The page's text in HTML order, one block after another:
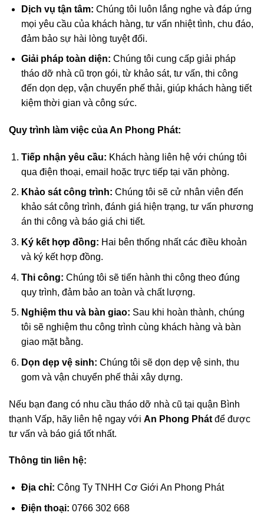
Dịch vụ tận tâm: Chúng tôi luôn lắng nghe và đáp ứng
mọi yêu cầu của khách hàng, tư vấn nhiệt tình, chu đáo,
đảm bảo sự hài lòng tuyệt đối.
Giải pháp toàn diện: Chúng tôi cung cấp giải pháp
tháo dỡ nhà cũ trọn gói, từ khảo sát, tư vấn, thi công
đến dọn dẹp, vận chuyển phế thải, giúp khách hàng tiết
kiệm thời gian và công sức.
Quy trình làm việc của An Phong Phát:
Tiếp nhận yêu cầu: Khách hàng liên hệ với chúng tôi
qua điện thoại, email hoặc trực tiếp tại văn phòng.
Khảo sát công trình: Chúng tôi sẽ cử nhân viên đến
khảo sát công trình, đánh giá hiện trạng, tư vấn phương
án thi công và báo giá chi tiết.
Ký kết hợp đồng: Hai bên thống nhất các điều khoản
và ký kết hợp đồng.
Thi công: Chúng tôi sẽ tiến hành thi công theo đúng
quy trình, đảm bảo an toàn và chất lượng.
Nghiệm thu và bàn giao: Sau khi hoàn thành, chúng
tôi sẽ nghiệm thu công trình cùng khách hàng và bàn
giao mặt bằng.
Dọn dẹp vệ sinh: Chúng tôi sẽ dọn dẹp vệ sinh, thu
gom và vận chuyển phế thải xây dựng.
Nếu bạn đang có nhu cầu tháo dỡ nhà cũ tại quận Bình
thạnh Vấp, hãy liên hệ ngay với An Phong Phát để được
tư vấn và báo giá tốt nhất.
Thông tin liên hệ:
Địa chỉ: Công Ty TNHH Cơ Giới An Phong Phát
Điện thoại: 0766 302 668